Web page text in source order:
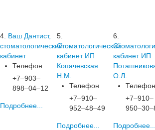
4. Ваш Дантист,
стоматологический
кабинет
Телефон
+7‒903‒
898‒04‒12
Подробнее...
5.
Стоматологический
кабинет ИП
Копачевская
Н.М.
Телефон
+7‒910‒
952‒48‒49
Подробнее...
6.
кабинет ИП
О.Л.
Телефон
+7‒910‒
Подробнее...